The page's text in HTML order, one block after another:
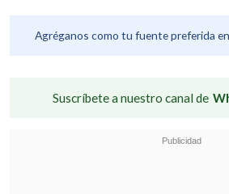
Agréganos como tu fuente preferida en
Suscríbete a nuestro canal de